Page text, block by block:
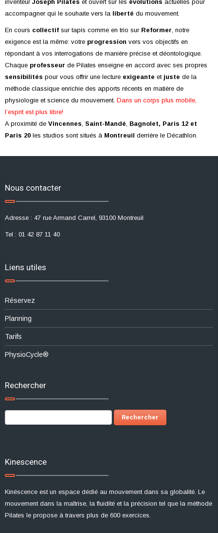
inventeur Joseph Pilates et ouvert sur les évolutions actuelles pour
accompagner qui le souhaite vers la liberté du mouvement.
En cours collectif sur tapis comme en trio sur Reformer , notre
exigence est la même: votre progression vers vos objectifs en
répondant à vos interrogations de manière précise et déontologique.
Chaque professeur de Pilates enseigne en accord avec ses propres
sensibilités pour vous offrir une lecture exigeante et juste de la
méthode classique enrichie des apports récents en matière de
physiologie et science du mouvement. Dans un corps plus mobile,
l’esprit est plus libre!
A proximité de Vincennes Saint-Mandé Bagnolet, Paris 12 et
Paris 20 les studios sont situés à Montreuil derrière le Décathlon.
Nous contacter
Adresse : 47 rue Armand Carrel, 93100 Montreuil
Tel : 01 42 87 11 40
Liens utiles
Réservez
Planning
Tarifs
PhysioCycle®
Rechercher
Rechercher :
Kinescence
Kinéscence est un espace dédié au mouvement dans sa globalité. Le
mouvement dans la maîtrise, la fluidité et la précision tel que la méthode
Pilates le propose à travers plus de 600 exercices.